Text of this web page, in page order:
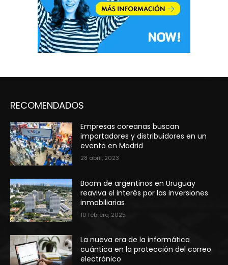
RECOMENDADOS
Empresas coreanas buscan
importadores y distribuidores en un
evento en Madrid
28 abril, 2023
Boom de argentinos en Uruguay
reaviva el interés por las inversiones
inmobiliarias
10 febrero, 2025
La nueva era de la informática
cuántica en la protección del correo
electrónico